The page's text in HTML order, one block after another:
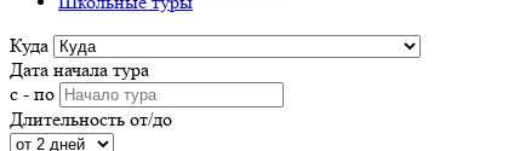
Куда
Дата начала тура
с - по
Длительность от/до